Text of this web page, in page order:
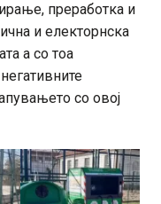
преработка и
и електорнска
а со тоа
со овој